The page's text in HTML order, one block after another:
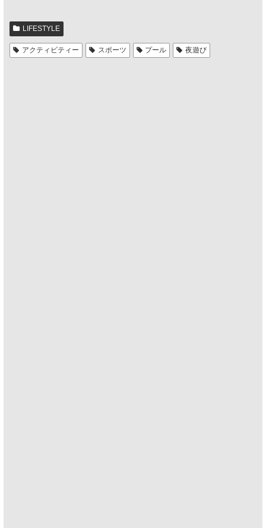
LIFESTYLE
アクティビティー スポーツ プール 夜遊び